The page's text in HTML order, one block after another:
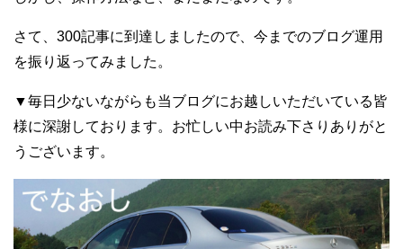
さて、300記事に到達しましたので、今までのブログ運用
を振り返ってみました。
▼毎日少ないながらも当ブログにお越しいただいている皆
様に深謝しております。お忙しい中お読み下さりありがと
うございます。